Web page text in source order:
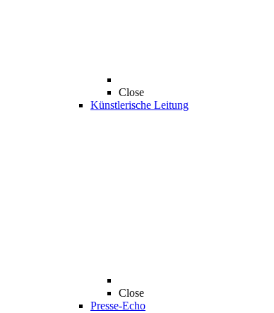
Close
Künstlerische Leitung
Close
Presse-Echo